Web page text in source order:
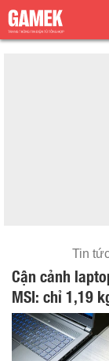
Tin
Cận cảnh
MSI: chỉ 1,19